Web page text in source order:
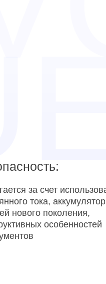
за счет
тока,
нового поколения,
особенностей